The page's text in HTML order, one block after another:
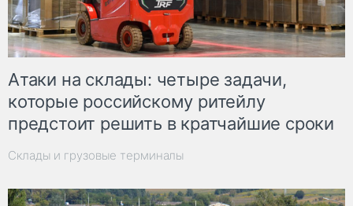
Атаки на склады: четыре задачи,
которые российскому ритейлу
предстоит решить в кратчайшие сроки
Склады и грузовые терминалы